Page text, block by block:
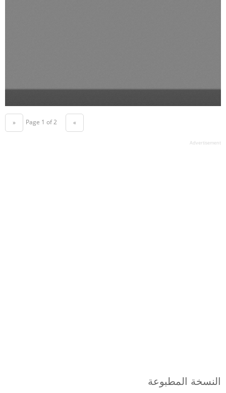
« Page 1 of 2 »
Advertisement
النسخة المطبوعة